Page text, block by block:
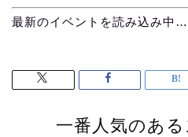
最新のイベントを読み込み中…
一番人気のあ